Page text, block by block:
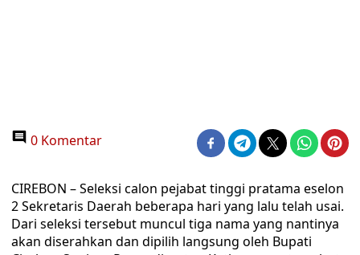
0 Komentar
CIREBON – Seleksi calon pejabat tinggi pratama eselon
2 Sekretaris Daerah beberapa hari yang lalu telah usai.
Dari seleksi tersebut muncul tiga nama yang nantinya
akan diserahkan dan dipilih langsung oleh Bupati